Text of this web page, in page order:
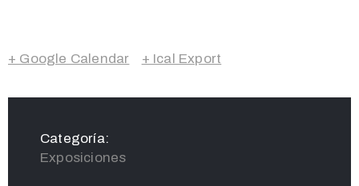
+ Google Calendar + Ical Export
Categoría:
Exposiciones